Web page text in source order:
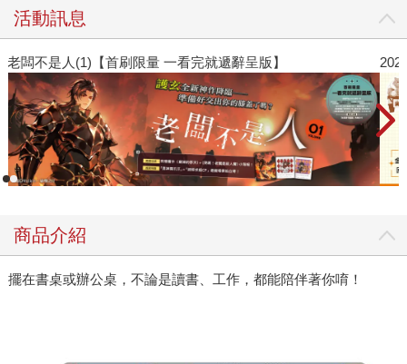
活動訊息
老闆不是人(1)【首刷限量 一看完就遞辭呈版】
商品介紹
擺在書桌或辦公桌，不論是讀書、工作，都能陪伴著你唷！